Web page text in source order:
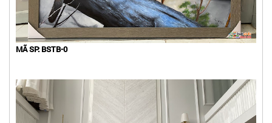
MÃ SP: BSTB-0